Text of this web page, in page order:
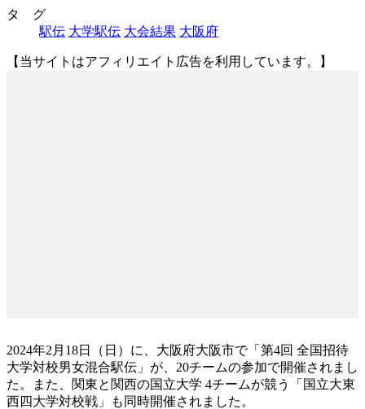
タ グ
駅伝 大学駅伝 大会結果 大阪府
【当サイトはアフィリエイト広告を利用しています。】
2024年2月18日（日）に、大阪府大阪市で「第4回 全国招待
大学対校男女混合駅伝」が、20チームの参加で開催されまし
た。また、関東と関西の国立大学 4チームが競う「国立大東
西四大学対校戦」も同時開催されました。